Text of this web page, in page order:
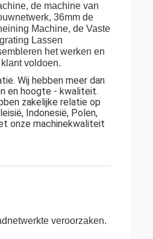
de machine van
36mm de
Machine, de Vaste
Lassen
het werken en
voldoen.
Wij hebben meer dan
en hoogte - kwaliteit.
zakelijke relatie op
Indonesië, Polen,
onze machinekwaliteit
veroorzaken.